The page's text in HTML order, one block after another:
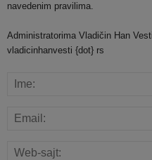
navedenim pravilima.
Administratorima Vladičin Han
vladicinhanvesti {dot} rs